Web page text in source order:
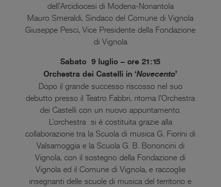
dell’Arcidiocesi di Modena-Nonantola
Mauro Smeraldi, Sindaco del Comune di Vignola
Giuseppe Pesci, Vice Presidente della Fondazione
di Vignola
Sabato 9 luglio – ore 21:15
Orchestra dei Castelli in ‘Novecento’
Dopo il grande successo riscosso nel suo
debutto presso il Teatro Fabbri, ritorna l’Orchestra
dei Castelli con un nuovo appuntamento.
L’orchestra si è costituita grazie alla
collaborazione tra la Scuola di musica G. Fiorini di
Valsamoggia e la Scuola G. B. Bononcini di
Vignola, con il sostegno della Fondazione di
Vignola ed il Comune di Vignola, e raccoglie
insegnanti delle scuole di musica del territorio e